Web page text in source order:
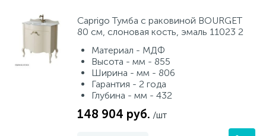
Caprigo Тумба с раковиной BOURGET
80 см, слоновая кость, эмаль 11023 2
Материал - МДФ
Высота - мм - 855
Ширина - мм - 806
Гарантия - 2 года
Глубина - мм - 432
148 904 руб. /шт